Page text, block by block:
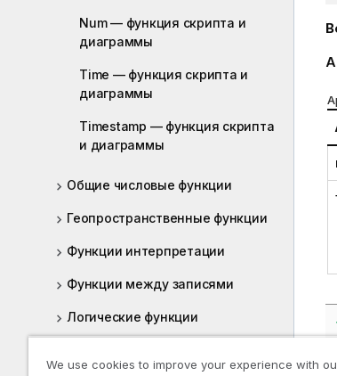
Num — функция скриптa и
диаграммы
Time — функция скриптa и
диаграммы
Timestamp — функция скриптa
и диаграммы
Общие числовые функции
Геопространственные функции
Функции интерпретации
Функции между записями
Логические функции
We use cookies to improve your experience with